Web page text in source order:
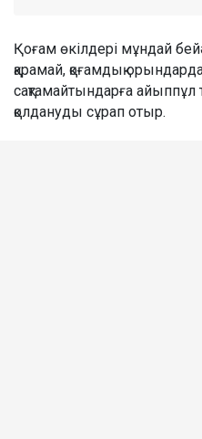
Қоғам өкілдері мұндай
қарамай, қоғамдық
сақтамайтындарға айыппұл
қолдануды сұрап отыр.